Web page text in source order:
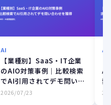
AI
【業種別】SaaS・IT企業
のAIO対策事例｜比較検索
でAI引用されてデモ問い合
わせを獲得
2026/07/23
AI
索
増